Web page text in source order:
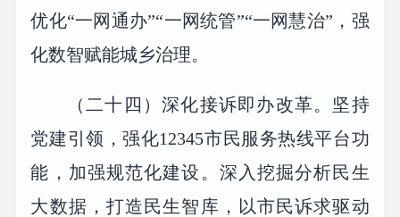
优化“一网通办”“一网统管”“一网慧治”，强
化数智赋能城乡治理。
（二十四）深化接诉即办改革。坚持
党建引领，强化12345市民服务热线平台功
能，加强规范化建设。深入挖掘分析民生
大数据，打造民生智库，以市民诉求驱动